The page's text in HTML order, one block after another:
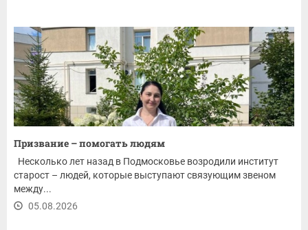
Призвание – помогать людям
Несколько лет назад в Подмосковье возродили институт
старост – людей, которые выступают связующим звеном
между...
05.08.2026